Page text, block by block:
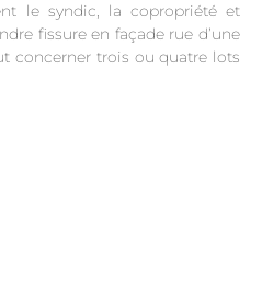
le syndic, la copropriété et
fissure en façade rue d’une
concerner trois ou quatre lots